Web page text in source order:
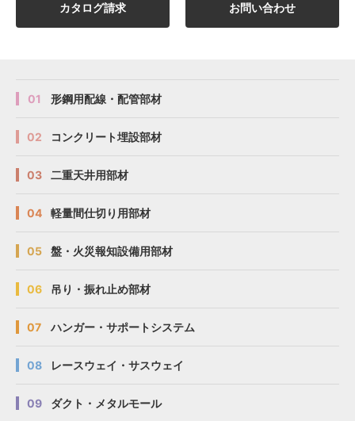
カタログ請求 お問い合わせ
01 形鋼用配線・配管部材
02 コンクリート埋設部材
03 二重天井用部材
04 軽量間仕切り用部材
05 盤・火災報知設備用部材
06 吊り・振れ止め部材
07 ハンガー・サポートシステム
08 レースウェイ・サスウェイ
09 ダクト・メタルモール